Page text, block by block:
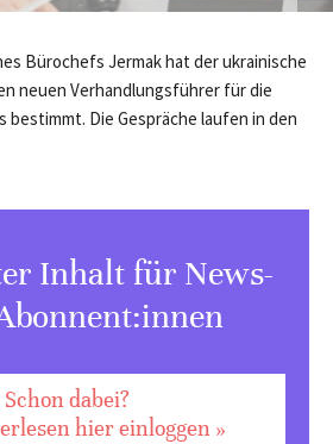
Bürochefs Jermak hat der ukrainische
neuen Verhandlungsführer für die
bestimmt. Die Gespräche laufen in den
Inhalt für News-
Schon dabei?
hier einloggen »